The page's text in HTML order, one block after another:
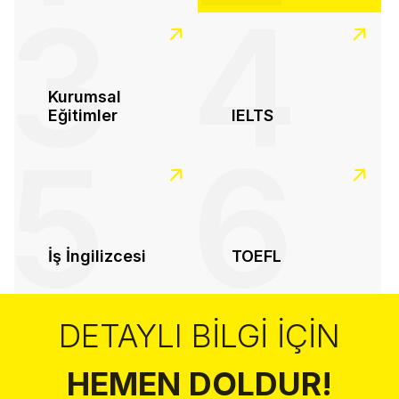
Kurumsal
Eğitimler
3 IELTS
4
İş İngilizcesi
5 TOEFL
6
DETAYLI BILGI İÇIN
HEMEN DOLDUR!